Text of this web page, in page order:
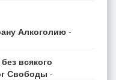
Алкоголию-
всякого
Свободы -